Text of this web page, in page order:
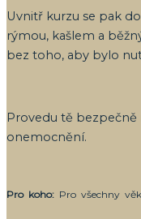
Uvnitř kurzu se pak
rýmou, kašlem a
bez toho, aby bylo
Provedu tě
onemocnění.
Pro koho: Pro všechny